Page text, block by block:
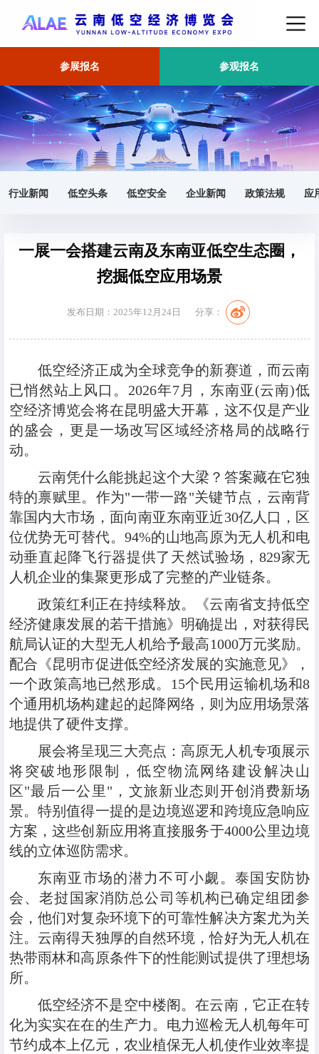
参展报名 参观报名
行业新闻 低空头条 低空安全 企业新闻 政策法规 应
首页 东南亚市场 正文
一展一会搭建云南及东南亚低空生态圈，
挖掘低空应用场景
发布日期：2025年12月24日 分享：
低空经济正成为全球竞争的新赛道，而云南
已悄然站上风口。2026年7月，东南亚(云南)低
空经济博览会将在昆明盛大开幕，这不仅是产业
的盛会，更是一场改写区域经济格局的战略行
动。
云南凭什么能挑起这个大梁？答案藏在它独
特的禀赋里。作为"一带一路"关键节点，云南背
靠国内大市场，面向南亚东南亚近30亿人口，区
位优势无可替代。94%的山地高原为无人机和电
动垂直起降飞行器提供了天然试验场，829家无
人机企业的集聚更形成了完整的产业链条。
政策红利正在持续释放。《云南省支持低空
经济健康发展的若干措施》明确提出，对获得民
航局认证的大型无人机给予最高1000万元奖励。
配合《昆明市促进低空经济发展的实施意见》，
一个政策高地已然形成。15个民用运输机场和8
个通用机场构建起的起降网络，则为应用场景落
地提供了硬件支撑。
展会将呈现三大亮点：高原无人机专项展示
将突破地形限制，低空物流网络建设解决山
区"最后一公里"，文旅新业态则开创消费新场
景。特别值得一提的是边境巡逻和跨境应急响应
方案，这些创新应用将直接服务于4000公里边境
线的立体巡防需求。
东南亚市场的潜力不可小觑。泰国安防协
会、老挝国家消防总公司等机构已确定组团参
会，他们对复杂环境下的可靠性解决方案尤为关
注。云南得天独厚的自然环境，恰好为无人机在
热带雨林和高原条件下的性能测试提供了理想场
所。
低空经济不是空中楼阁。在云南，它正在转
化为实实在在的生产力。电力巡检无人机每年可
节约成本上亿元，农业植保无人机使作业效率提